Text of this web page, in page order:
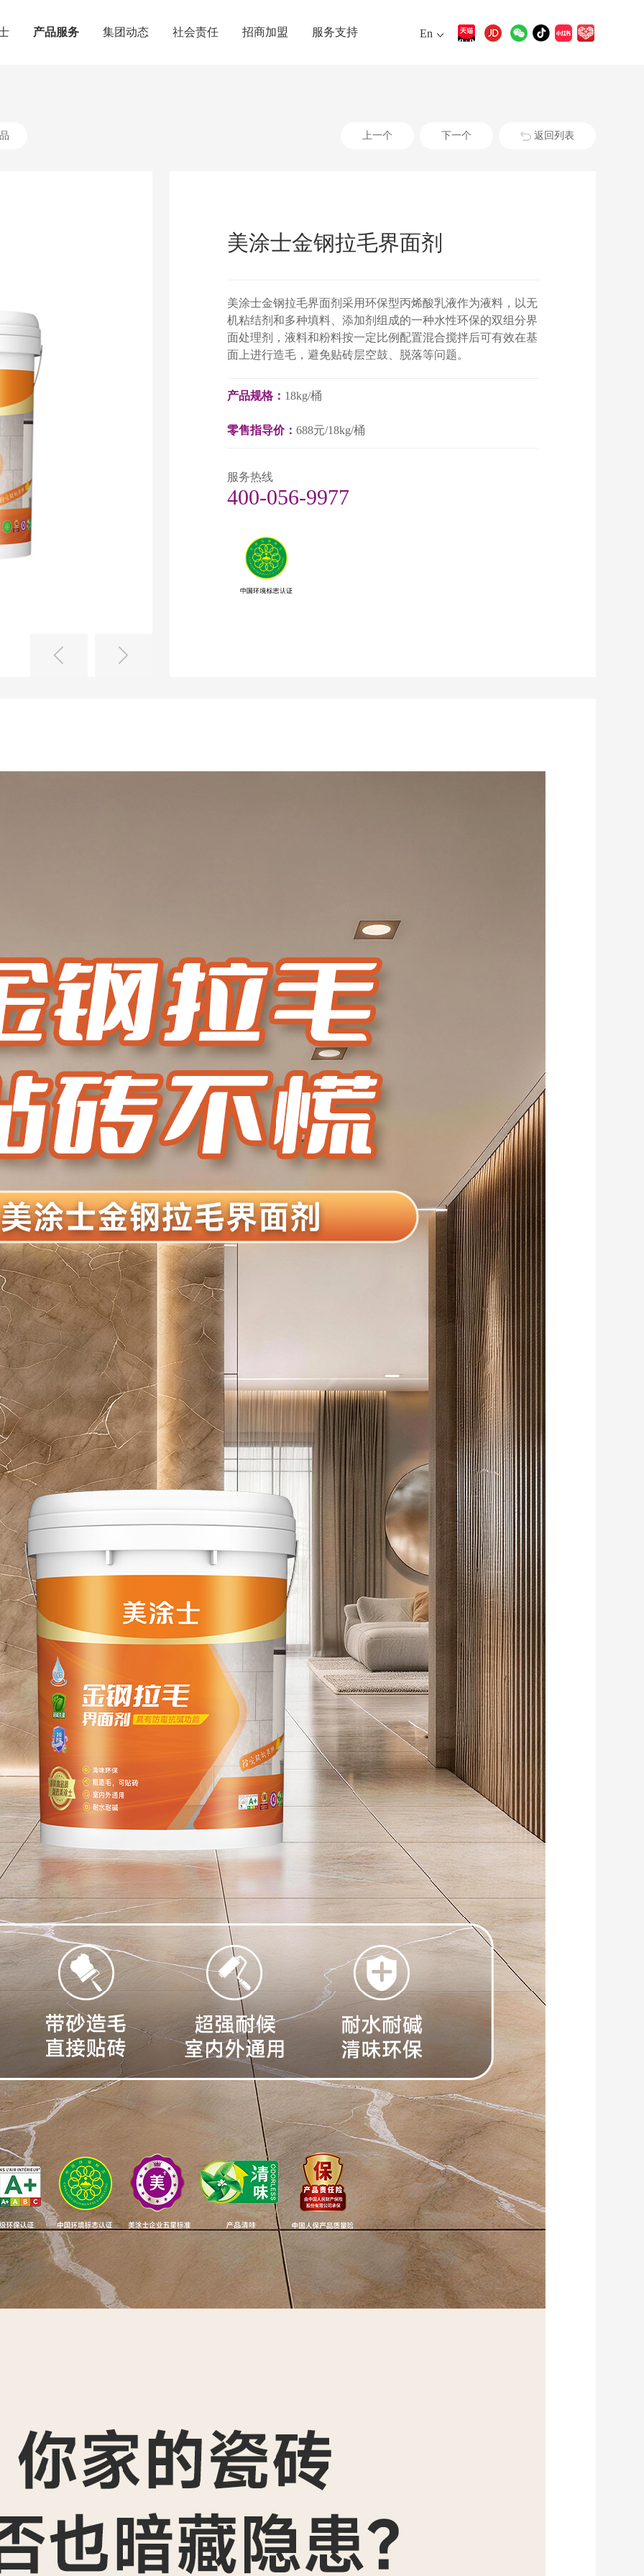
产品服务 集团动态 社会责任 招商加盟 服务支持 En
上一个 下一个 返回列表
美涂士金钢拉毛界面剂
美涂士金钢拉毛界面剂采用环保型丙烯酸乳液作为液料，以无
机粘结剂和多种填料、添加剂组成的一种水性环保的双组分界
面处理剂，液料和粉料按一定比例配置混合搅拌后可有效在基
面上进行造毛，避免贴砖层空鼓、脱落等问题。
产品规格： 18kg/桶
零售指导价：688元/18kg/桶
服务热线
400-056-9977